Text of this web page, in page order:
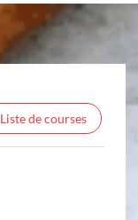
Liste de courses